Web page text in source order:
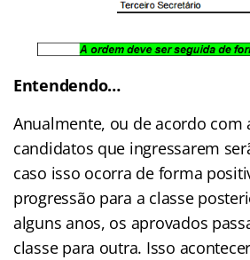
Entendendo…
Anualmente, ou de acordo com
candidatos que ingressarem
caso isso ocorra de forma
progressão para a classe
alguns anos, os aprovados
classe para outra. Isso